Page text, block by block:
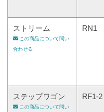
ストリーム
この商品について問い
合わせる
RN1
ステップワゴン
この商品について問い
RF1-2